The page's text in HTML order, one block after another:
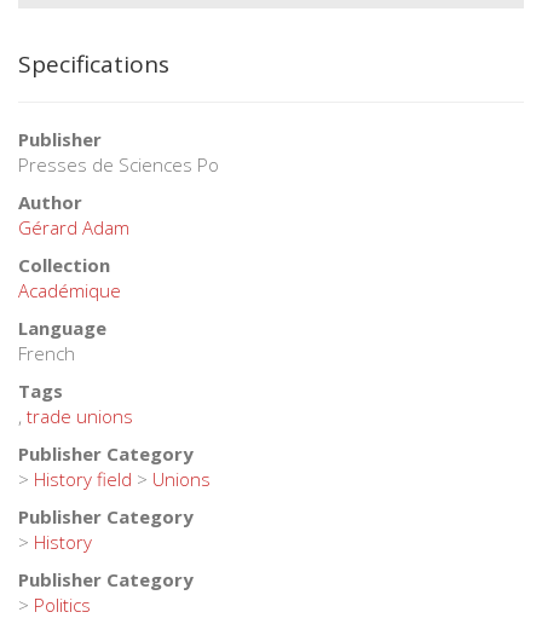
Specifications
Publisher
Presses de Sciences Po
Author
Gérard Adam
Collection
Académique
Language
French
Tags
, trade unions
Publisher Category
> History field > Unions
Publisher Category
> History
Publisher Category
> Politics